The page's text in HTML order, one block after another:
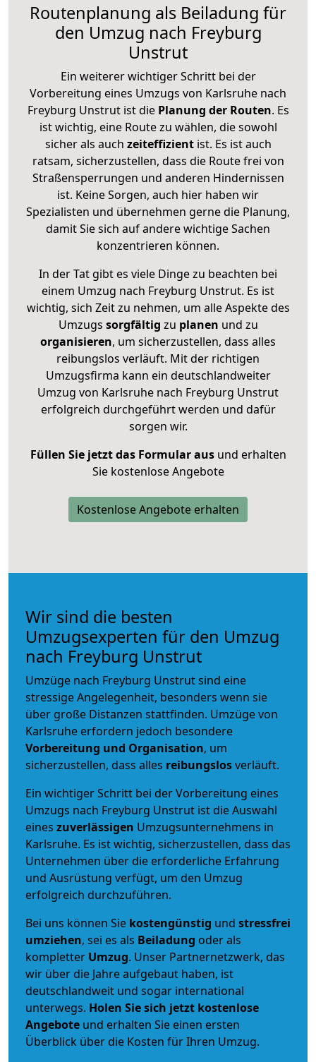
Routenplanung als Beiladung für
den Umzug nach Freyburg
Unstrut
Ein weiterer wichtiger Schritt bei der
Vorbereitung eines Umzugs von Karlsruhe nach
Freyburg Unstrut ist diePlanung der Routen. Es
ist wichtig, eine Route zu wählen, die sowohl
sicher als auch zeiteffizientist. Es ist auch
ratsam, sicherzustellen, dass die Route frei von
Straßensperrungen und anderen Hindernissen
ist. Keine Sorgen, auch hier haben wir
Spezialisten und übernehmen gerne die Planung,
damit Sie sich auf andere wichtige Sachen
konzentrieren können.
In der Tat gibt es viele Dinge zu beachten bei
einem Umzug nach Freyburg Unstrut. Es ist
wichtig, sich Zeit zu nehmen, um alle Aspekte des
Umzugs sorgfältig zu planen und zu
organisieren, um sicherzustellen, dass alles
reibungslos verläuft. Mit der richtigen
Umzugsfirma kann ein deutschlandweiter
Umzug von Karlsruhe nach Freyburg Unstrut
erfolgreich durchgeführt werden und dafür
sorgen wir.
Füllen Sie jetzt das Formular ausund erhalten
Sie kostenlose Angebote
Kostenlose Angebote erhalten
Wir sind die besten
Umzugsexperten für den Umzug
nach Freyburg Unstrut
Umzüge nach Freyburg Unstrut sind eine
stressige Angelegenheit, besonders wenn sie
über große Distanzen stattfinden. Umzüge von
Karlsruhe erfordern jedoch besondere
Vorbereitung und Organisation, um
sicherzustellen, dass alles reibungslosverläuft.
Ein wichtiger Schritt bei der Vorbereitung eines
Umzugs nach Freyburg Unstrut ist die Auswahl
eines zuverlässigen Umzugsunternehmens in
Karlsruhe. Es ist wichtig, sicherzustellen, dass das
Unternehmen über die erforderliche Erfahrung
und Ausrüstung verfügt, um den Umzug
erfolgreich durchzuführen.
Bei uns können Sie kostengünstig und stressfrei
umziehen, sei es als Beiladung oder als
kompletter Umzug. Unser Partnernetzwerk, das
wir über die Jahre aufgebaut haben, ist
deutschlandweit und sogar international
unterwegs. Holen Sie sich jetzt kostenlose
Angebote und erhalten Sie einen ersten
Überblick über die Kosten für Ihren Umzug.